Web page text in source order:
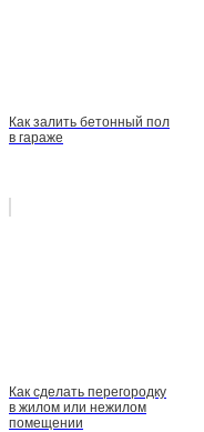
Как залить бетонный пол
в гараже
Как сделать перегородку
в жилом или нежилом
помещении